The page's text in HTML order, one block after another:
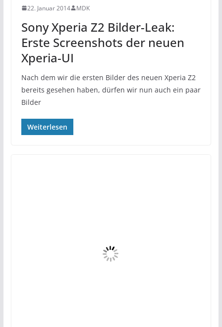
22. Januar 2014 MDK
Sony Xperia Z2 Bilder-Leak:
Erste Screenshots der neuen
Xperia-UI
Nach dem wir die ersten Bilder des neuen Xperia Z2
bereits gesehen haben, dürfen wir nun auch ein paar
Bilder
Weiterlesen